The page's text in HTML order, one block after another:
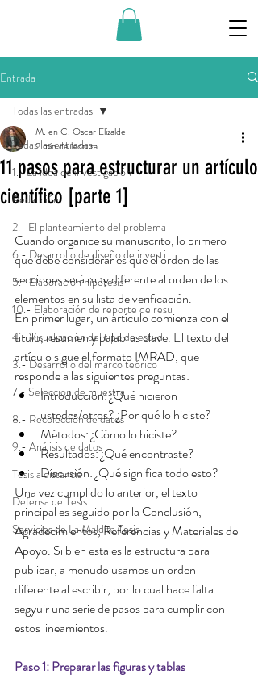
Entrada
Todas las entradas
1.- La idea de investigación
Redacción
2.- El planteamiento del problema
6.- Desarrollo de diseño de investi
5.- Elaboración hipótesis
10.- Elaboración de reporte de resu
4.- Visualización del tipo de estud
3.- Desarrollo del marco teórico
7.- Seleccion de muestra
8.- Recolección de datos
9.- Análisis de datos
Tesis a distancia
Defensa de Tesis
Servicios de La Maldita Tesis
Todas las entradas
11 pasos para estructurar un artículo
científico [parte 1]
M. en C. Oscar Elizalde
2 min de lectura
Cuando organice su manuscrito, lo primero
que debe considerar es que el orden de las
secciones será muy diferente al orden de los
elementos en su lista de verificación.
En primer lugar, un artículo comienza con el
título, resumen y palabras clave. El texto del
artículo sigue el formato IMRAD, que
responde a las siguientes preguntas:
Introducción: ¿Qué hicieron
ustedes/otros? ¿Por qué lo hiciste?
Métodos: ¿Cómo lo hiciste?
Resultados: ¿Qué encontraste?
Discusión: ¿Qué significa todo esto?
Una vez cumplido lo anterior, el texto
principal es seguido por la Conclusión,
Agradecimientos, Referencias y Materiales de
Apoyo. Si bien esta es la estructura para
publicar, a menudo usamos un orden
diferente al escribir, por lo cual hace falta
segyuir una serie de pasos para cumplir con
estos lineamientos.
Paso 1: Preparar las figuras y tablas